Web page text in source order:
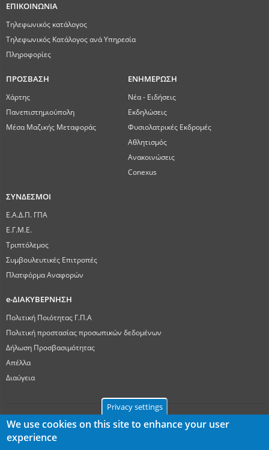
ΕΠΙΚΟΙΝΩΝΙΑ
Τηλεφωνικός κατάλογος
Τηλεφωνικός Κατάλογος ανά Υπηρεσία
Πληροφορίες
ΠΡΟΣΒΑΣΗ
Χάρτης
Πανεπιστημιούπολη
Μέσα Μαζικής Μεταφοράς
ΕΝΗΜΕΡΩΣΗ
Νέα - Ειδήσεις
Εκδηλώσεις
Φυσιολατρικές Εκδρομές
Αθλητισμός
Ανακοινώσεις
Conexus
ΣΥΝΔΕΣΜΟΙ
Ε.Α.Δ.Π. ΓΠΑ
Ε.Γ.Μ.Ε.
Τριπτόλεμος
Συμβουλευτικές Επιτροπές
Πλατφόρμα Αναφορών
e-ΔΙΑΚΥΒΕΡΝΗΣΗ
Πολιτική Ποιότητας Γ.Π.Α
Πολιτική προστασίας προσωπικών δεδομένων
Δήλωση Προσβασιμότητας
Απέλλα
Διαύγεια
Privacy settings
We use cookies on this site to enhance your user
experience